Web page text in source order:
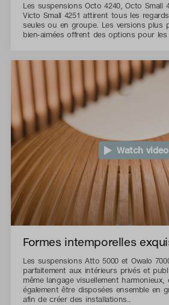
Les suspensions Octo 4240, Octo Small
Victo Small 4251 attirent tous les
seules ou en groupe. Les versions plus
bien-aimées offrent des options pour
Watch video
Formes intemporelles
Les suspensions Atto 5000 et Owalo
parfaitement aux intérieurs privés et
même langage visuellement harmonieux,
également être disposées ensemble en
afin de créer des installations..